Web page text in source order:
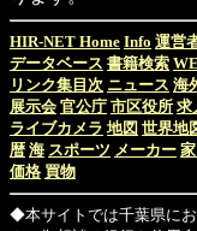
HIR-NET Home Info 運営
データベース 書籍検索
リンク集目次 ニュース 海
展示会 官公庁 市区役所 求
ライブカメラ 地図 世界地
暦 海 スポーツ メーカー
価格 買物
◆本サイトでは千葉県に